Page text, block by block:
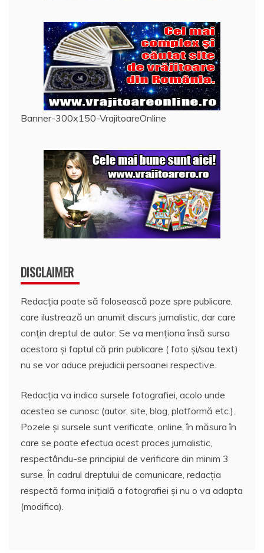
Banner-300x150-VrajitoareOnline
DISCLAIMER
Redacția poate să folosească poze spre publicare,
care ilustrează un anumit discurs jurnalistic, dar care
conțin dreptul de autor. Se va menționa însă sursa
acestora și faptul că prin publicare ( foto și/sau text)
nu se vor aduce prejudicii persoanei respective.
Redacția va indica sursele fotografiei, acolo unde
acestea se cunosc (autor, site, blog, platformă etc.).
Pozele și sursele sunt verificate, online, în măsura în
care se poate efectua acest proces jurnalistic,
respectându-se principiul de verificare din minim 3
surse. În cadrul dreptului de comunicare, redacția
respectă forma inițială a fotografiei și nu o va adapta
(modifica).